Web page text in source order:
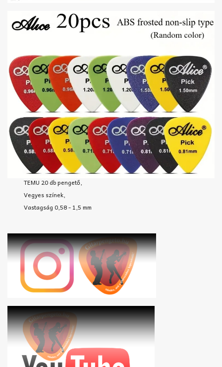
TEMU 20 db pengető,
Vegyes színek,
Vastagság 0,58 - 1,5 mm